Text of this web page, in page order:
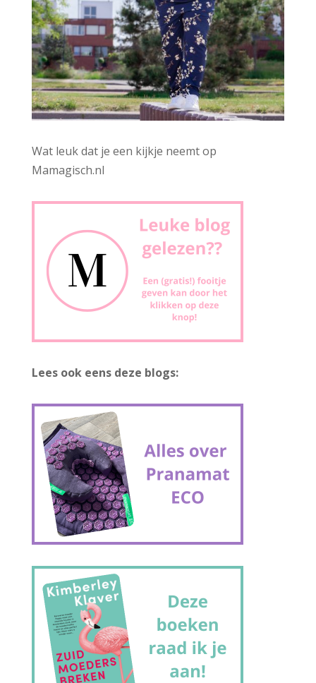
Wat leuk dat je een kijkje neemt op
Mamagisch.nl
Lees ook eens deze blogs: